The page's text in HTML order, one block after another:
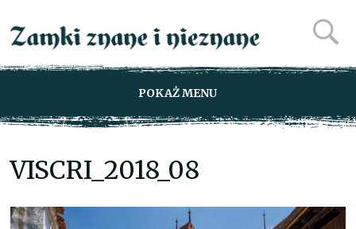
POKAŻ MENU
VISCRI_2018_08